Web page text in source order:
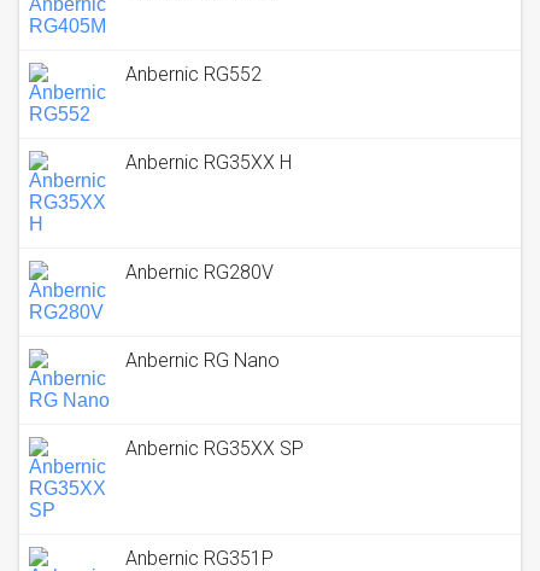
Anbernic RG552
Anbernic RG35XX H
Anbernic RG280V
Anbernic RG Nano
Anbernic RG35XX SP
Anbernic RG351P